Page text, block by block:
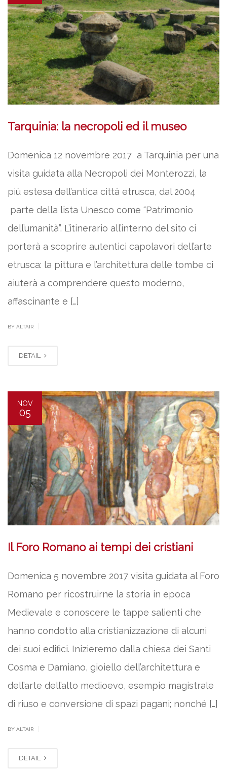
Tarquinia: la necropoli ed il museo
Domenica 12 novembre 2017 a Tarquinia per una
visita guidata alla Necropoli dei Monterozzi, la
più estesa dell’antica città etrusca, dal 2004
parte della lista Unesco come “Patrimonio
dell’umanità”. L’itinerario all’interno del sito ci
porterà a scoprire autentici capolavori dell’arte
etrusca: la pittura e l’architettura delle tombe ci
aiuterà a comprendere questo moderno,
affascinante e […]
BY ALTAIR
DETAIL
NOV
05
Il Foro Romano ai tempi dei cristiani
Domenica 5 novembre 2017 visita guidata al Foro
Romano per ricostruirne la storia in epoca
Medievale e conoscere le tappe salienti che
hanno condotto alla cristianizzazione di alcuni
dei suoi edifici. Inizieremo dalla chiesa dei Santi
Cosma e Damiano, gioiello dell’architettura e
dell’arte dell’alto medioevo, esempio magistrale
di riuso e conversione di spazi pagani; nonché […]
BY ALTAIR
DETAIL